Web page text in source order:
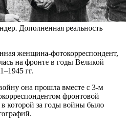
Дополненная реальность
женщина-фотокорреспондент,
на фронте в годы Великой
гг.
она прошла вместе с 3-м
фронтовой
которой за годы войны было